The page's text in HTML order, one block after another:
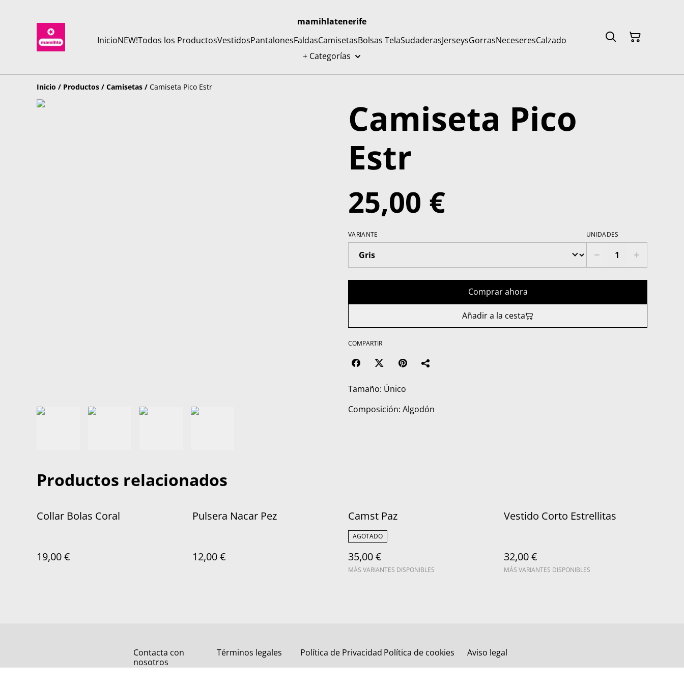
mamihlatenerife
InicioNEW!Todos los ProductosVestidosPantalonesFaldasCamisetasBolsas TelaSudaderasJerseysGorrasNeceseresCalzado
+ Categorías
Inicio / Productos / Camisetas / Camiseta Pico Estr
Camiseta Pico
Estr
25,00 €
VARIANTE UNIDADES
Comprar ahora
Añadir a la cesta
COMPARTIR
Tamaño: Único
Composición: Algodón
Productos relacionados
Collar Bolas Coral
19,00 €
Pulsera Nacar Pez
12,00 €
Camst Paz
AGOTADO
35,00 €
MÁS VARIANTES DISPONIBLES
Vestido Corto Estrellitas
32,00 €
MÁS VARIANTES DISPONIBLES
Contacta con
nosotros
Términos legales Política de Privacidad Política de cookies Aviso legal